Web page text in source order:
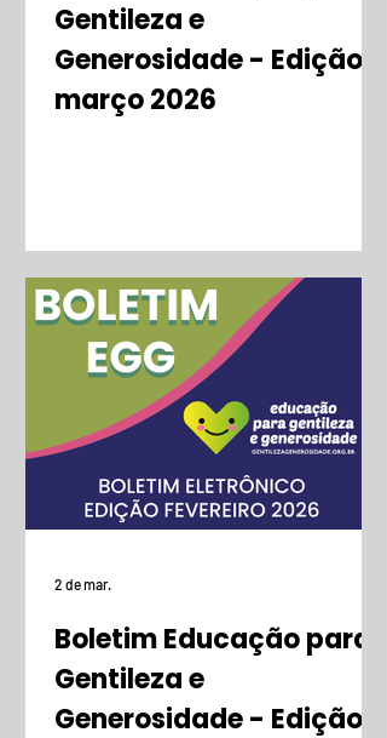
Gentileza e
Generosidade - Edição
março 2026
Boletim Educação para
Gentileza e
Generosidade - Edição
2 de mar.